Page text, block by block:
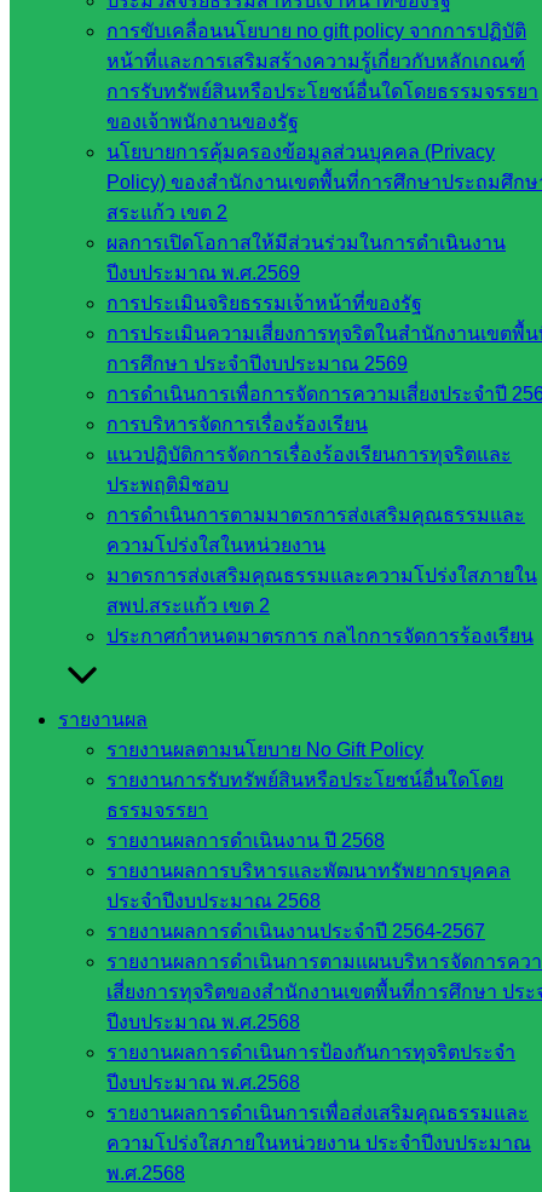
การขับเคลื่อนนโยบาย no gift policy จากการปฏิบัติ
หน้าที่และการเสริมสร้างความรู้เกี่ยวกับหลักเกณฑ์
การรับทรัพย์สินหรือประโยชน์อื่นใดโดยธรรมจรรยา
ของเจ้าพนักงานของรัฐ
นโยบายการคุ้มครองข้อมูลส่วนบุคคล (Privacy
Policy) ของสำนักงานเขตพื้นที่การศึกษาประถมศึกษ
สระแก้ว เขต 2
ผลการเปิดโอกาสให้มีส่วนร่วมในการดำเนินงาน
ปีงบประมาณ พ.ศ.2569
การประเมินจริยธรรมเจ้าหน้าที่ของรัฐ
การประเมินความเสี่ยงการทุจริตในสำนักงานเขตพื้
การศึกษา ประจำปีงบประมาณ 2569
การดำเนินการเพื่อการจัดการความเสี่ยงประจำปี
การบริหารจัดการเรื่องร้องเรียน
แนวปฏิบัติการจัดการเรื่องร้องเรียนการทุจริตและ
ประพฤติมิชอบ
การดำเนินการตามมาตรการส่งเสริมคุณธรรมและ
ความโปร่งใสในหน่วยงาน
มาตรการส่งเสริมคุณธรรมและความโปร่งใสภายใน
สพป.สระแก้ว เขต 2
ประกาศกำหนดมาตรการ กลไกการจัดการร้องเรียน
รายงานผล
รายงานผลตามนโยบาย No Gift Policy
รายงานการรับทรัพย์สินหรือประโยชน์อื่นใดโดย
ธรรมจรรยา
รายงานผลการดำเนินงาน ปี 2568
รายงานผลการบริหารและพัฒนาทรัพยากรบุคคล
ประจำปีงบประมาณ 2568
รายงานผลการดำเนินงานประจำปี 2564-2567
รายงานผลการดำเนินการตามแผนบริหารจัดการคว
เสี่ยงการทุจริตของสำนักงานเขตพื้นที่การศึกษา ประ
ปีงบประมาณ พ.ศ.2568
รายงานผลการดำเนินการป้องกันการทุจริตประจำ
ปีงบประมาณ พ.ศ.2568
รายงานผลการดำเนินการเพื่อส่งเสริมคุณธรรมและ
ความโปร่งใสภายในหน่วยงาน ประจำปีงบประมาณ
พ.ศ.2568
Post Views: 200
นโยบายและแผน
ที่เกี่ยวข้อง
กระทรวง
ศึกษาธิการ
กระทรวง
อุดมศึกษา
สำนักงาน
เลขาธิการ
สภาการ
ศึกษา
สำนักงาน
คณะ
กรรมการ